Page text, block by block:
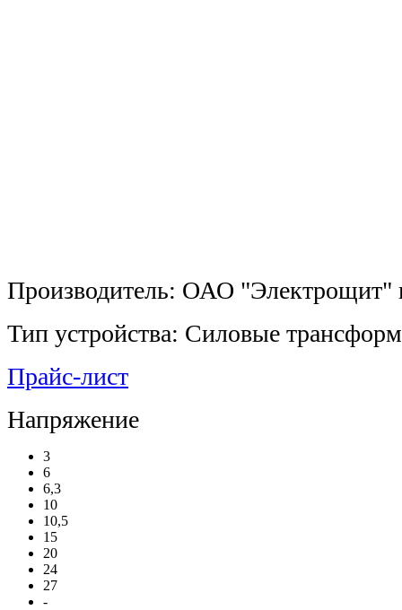
Производитель: ОАО "Электрощит"
Тип устройства: Силовые
Прайс-лист
Напряжение
3
6
6,3
10
10,5
15
20
24
27
-